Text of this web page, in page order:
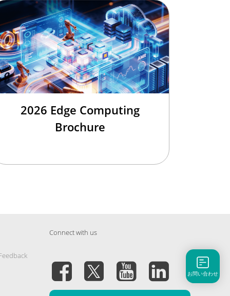
2026 Edge Computing
Brochure
Connect with us
お問い合わせ